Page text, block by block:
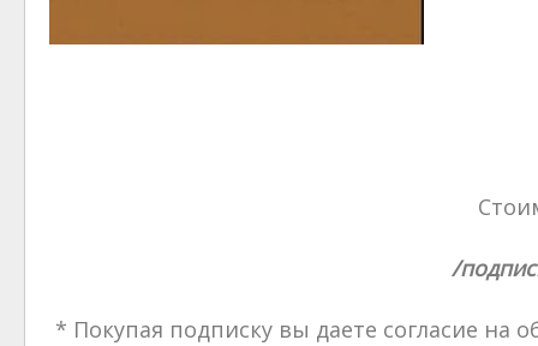
/
* Покупая подписку вы даете согласие на